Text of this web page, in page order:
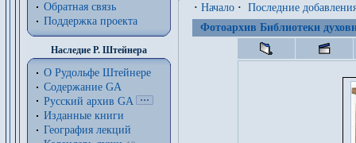
Обратная связь
Поддержка проекта
Наследие Р. Штейнера
О Рудольфе Штейнере
Содержание GA
Русский архив GA
Изданные книги
География лекций
· Начало · Последние
Фотоархив Библиотеки